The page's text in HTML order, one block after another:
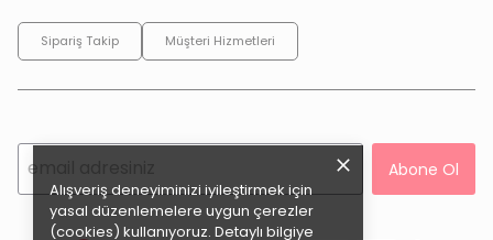
Alışveriş deneyiminizi iyileştirmek için
yasal düzenlemelere uygun çerezler
(cookies) kullanıyoruz. Detaylı bilgiye
Sipariş Takip Müşteri Hizmetleri
Abone Ol